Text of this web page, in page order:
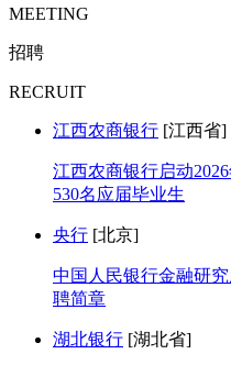
MEETING
招聘
RECRUIT
江西农商银行 [江西省]
江西农商银行启动
530名应届毕业生
央行 [北京]
中国人民银行金融研
聘简章
湖北银行 [湖北省]